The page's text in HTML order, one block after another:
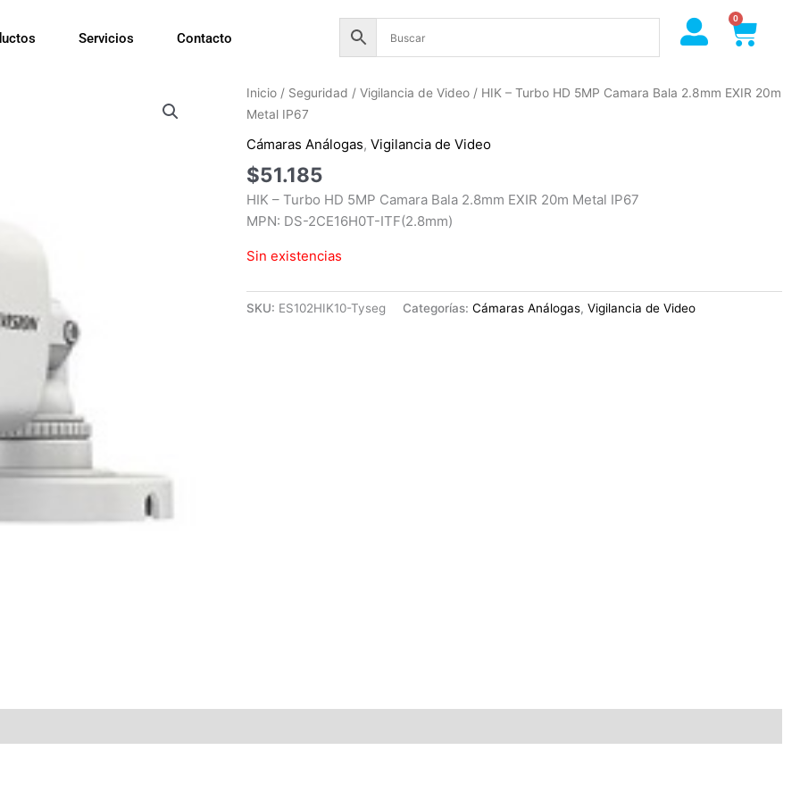
Servicios Contacto
0
Cart
Inicio / Seguridad /Vigilancia de Video / HIK – Turbo HD 5MP Camara Bala 2.8mm EXIR 20m
Metal IP67
Cámaras Análogas,Vigilancia de Video
$51.185
HIK – Turbo HD 5MP Camara Bala 2.8mm EXIR 20m Metal IP67
MPN: DS-2CE16H0T-ITF(2.8mm)
Sin existencias
SKU: ES102HIK10-Tyseg Categorías:Cámaras Análogas,Vigilancia de Video